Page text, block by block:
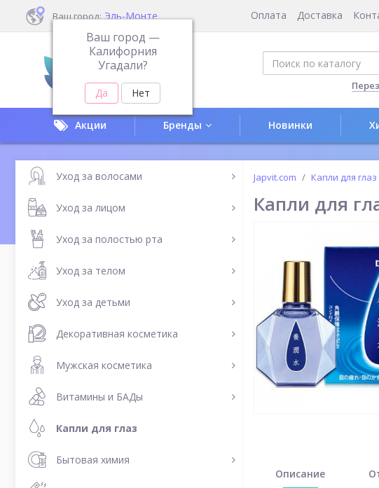
Ваш город: Эль-Монте
Ваш город —
Калифорния
Угадали?
Оплата Доставка
Акции Бренды Новинки
Уход за волосами
Уход за лицом
Уход за полостью рта
Уход за телом
Уход за детьми
Декоративная косметика
Мужская косметика
Витамины и БАДы
Капли для глаз
Бытовая химия
Japvit.com Капли для глаз
Капли для
Описание